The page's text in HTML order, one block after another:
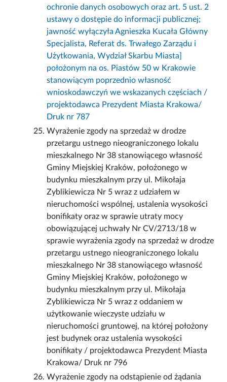
ochronie danych osobowych oraz art. 5 ust. 2
ustawy o dostępie do informacji publicznej;
jawność wyłączyła Agnieszka Kucała Główny
Specjalista, Referat ds. Trwałego Zarządu i
Użytkowania, Wydział Skarbu Miasta]
położonym na os. Piastów 50 w Krakowie
stanowiącym poprzednio własność
wnioskodawczyń we wskazanych częściach /
projektodawca Prezydent Miasta Krakowa/
Druk nr 787
Wyrażenie zgody na sprzedaż w drodze
przetargu ustnego nieograniczonego lokalu
mieszkalnego Nr 38 stanowiącego własność
Gminy Miejskiej Kraków, położonego w
budynku mieszkalnym przy ul. Mikołaja
Zyblikiewicza Nr 5 wraz z udziałem w
nieruchomości wspólnej, ustalenia wysokości
bonifikaty oraz w sprawie utraty mocy
obowiązującej uchwały Nr CV/2713/18 w
sprawie wyrażenia zgody na sprzedaż w drodze
przetargu ustnego nieograniczonego lokalu
mieszkalnego Nr 38 stanowiącego własność
Gminy Miejskiej Kraków, położonego w
budynku mieszkalnym przy ul. Mikołaja
Zyblikiewicza Nr 5 wraz z oddaniem w
użytkowanie wieczyste udziału w
nieruchomości gruntowej, na której położony
jest budynek oraz ustalenia wysokości
bonifikaty / projektodawca Prezydent Miasta
Krakowa/ Druk nr 796
Wyrażenie zgody na odstąpienie od żądania